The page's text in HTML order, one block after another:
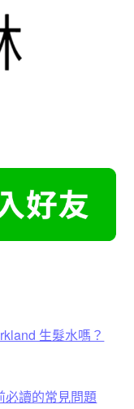
生髮水嗎？
必讀的常見問題